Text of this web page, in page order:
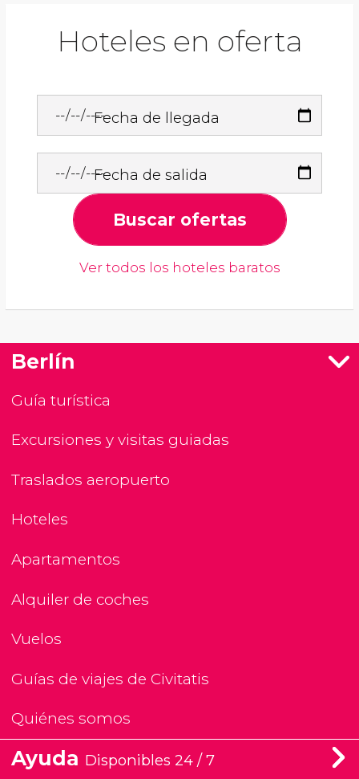
Hoteles en oferta
Fecha de llegada
Fecha de salida
Buscar ofertas
Ver todos los hoteles baratos
Berlín
Guía turística
Excursiones y visitas guiadas
Traslados aeropuerto
Hoteles
Apartamentos
Alquiler de coches
Vuelos
Guías de viajes de Civitatis
Quiénes somos
Ayuda Disponibles 24 / 7